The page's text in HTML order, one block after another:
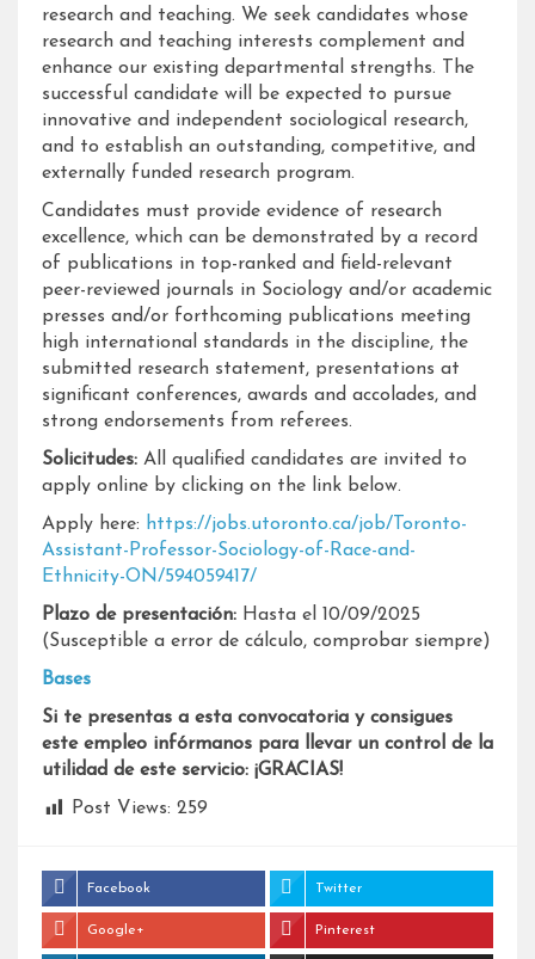
research and teaching. We seek candidates whose
research and teaching interests complement and
enhance our existing departmental strengths. The
successful candidate will be expected to pursue
innovative and independent sociological research,
and to establish an outstanding, competitive, and
externally funded research program.
Candidates must provide evidence of research
excellence, which can be demonstrated by a record
of publications in top-ranked and field-relevant
peer-reviewed journals in Sociology and/or academic
presses and/or forthcoming publications meeting
high international standards in the discipline, the
submitted research statement, presentations at
significant conferences, awards and accolades, and
strong endorsements from referees.
Solicitudes: All qualified candidates are invited to
apply online by clicking on the link below.
Apply here: https://jobs.utoronto.ca/job/Toronto-
Assistant-Professor-Sociology-of-Race-and-
Ethnicity-ON/594059417/
Plazo de presentación: Hasta el 10/09/2025
(Susceptible a error de cálculo, comprobar siempre)
Bases
Si te presentas a esta convocatoria y consigues
este empleo infórmanos para llevar un control de la
utilidad de este servicio: ¡GRACIAS!
Post Views: 259
Facebook Twitter
Google+ Pinterest